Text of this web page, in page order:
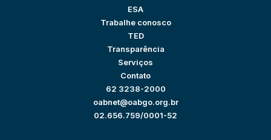
ESA
Trabalhe conosco
TED
Transparência
Serviços
Contato
62 3238-2000
oabnet@oabgo.org.br
02.656.759/0001-52